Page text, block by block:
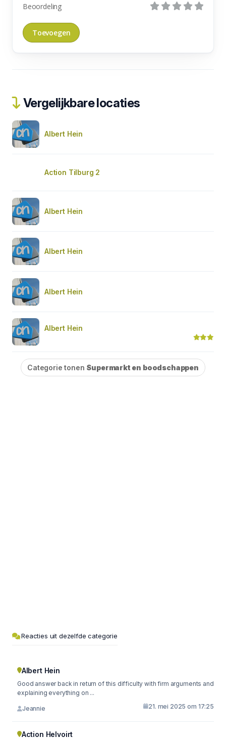
Beoordeling
Vergelijkbare locaties
Albert Hein
Action Tilburg 2
Albert Hein
Albert Hein
Albert Hein
Albert Hein
Categorie tonen Supermarkt en boodschappen
Reacties uit dezelfde categorie
Albert Hein
Good answer back in return of this difficulty with firm arguments and
explaining everything on ...
Jeannie 21. mei 2025 om 17:25
Action Helvoirt